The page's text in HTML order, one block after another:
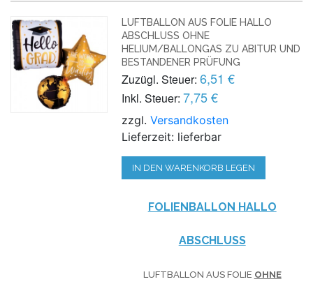
LUFTBALLON AUS FOLIE HALLO
ABSCHLUSS OHNE
HELIUM/BALLONGAS ZU ABITUR UND
BESTANDENER PRÜFUNG
Zuzügl. Steuer: 6,51 €
Inkl. Steuer: 7,75 €
zzgl.Versandkosten
Lieferzeit: lieferbar
IN DEN WARENKORB LEGEN
FOLIENBALLON HALLO
ABSCHLUSS
LUFTBALLON AUS FOLIE OHNE